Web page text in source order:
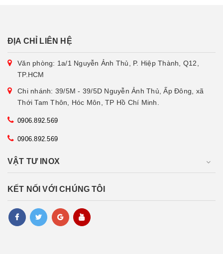
ĐỊA CHỈ LIÊN HỆ
Văn phòng: 1a/1 Nguyễn Ảnh Thủ, P. Hiệp Thành, Q12,
TP.HCM
Chi nhánh: 39/5M - 39/5D Nguyễn Ảnh Thủ, Ấp Đông, xã
Thới Tam Thôn, Hóc Môn, TP Hồ Chí Minh.
0906.892.569
0906.892.569
VẬT TƯ INOX
KẾT NỐI VỚI CHÚNG TÔI